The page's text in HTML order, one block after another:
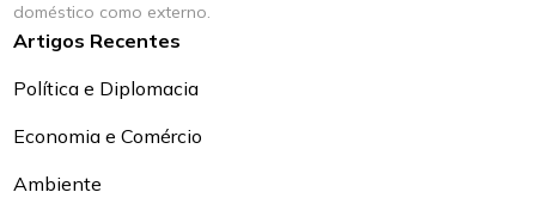
doméstico como externo.
Artigos Recentes
Política e Diplomacia
Economia e Comércio
Ambiente